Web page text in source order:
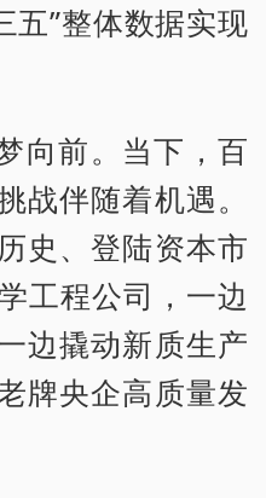
五”整体数据实现
向前。当下，百
战伴随着机遇。
史、登陆资本市
工程公司，一边
边撬动新质生产
牌央企高质量发